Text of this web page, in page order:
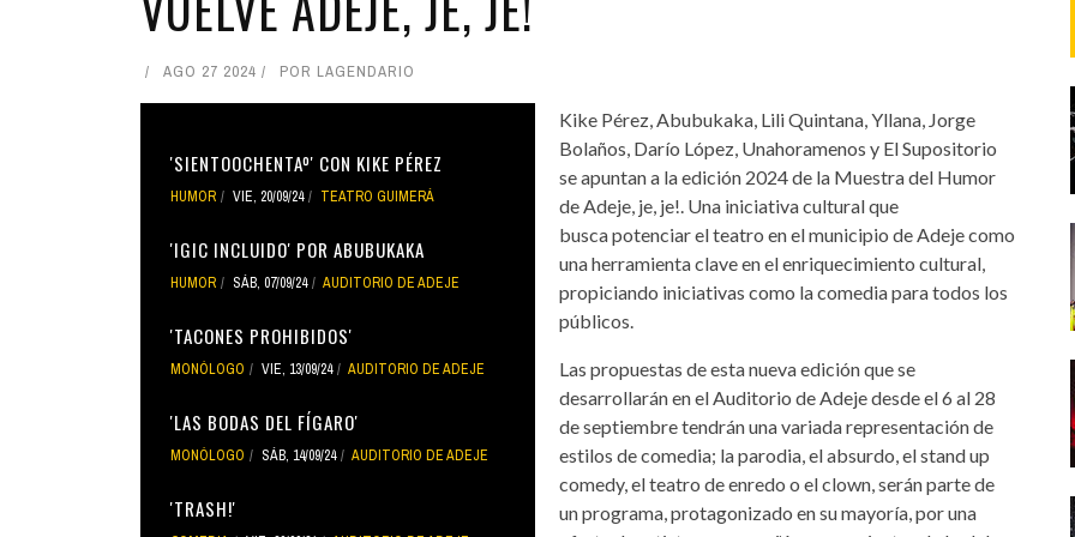
AGO 27 2024 POR LAGENDARIO
'SIENTOOCHENTAº' CON KIKE PÉREZ
HUMOR VIE, 20/09/24 TEATRO GUIMERÁ
'IGIC INCLUIDO' POR ABUBUKAKA
HUMOR SÁB, 07/09/24 AUDITORIO DE ADEJE
'TACONES PROHIBIDOS'
MONÓLOGO VIE, 13/09/24 AUDITORIO DE ADEJE
'LAS BODAS DEL FÍGARO'
MONÓLOGO SÁB, 14/09/24 AUDITORIO DE ADEJE
'TRASH!'
Kike Pérez, Abubukaka, Lili Quintana, Yllana, Jorge
Bolaños, Darío López, Unahoramenos y El Supositorio
se apuntan a la edición 2024 de la Muestra del Humor
de Adeje, je, je!. Una iniciativa cultural que
busca potenciar el teatro en el municipio de Adeje como
una herramienta clave en el enriquecimiento cultural,
propiciando iniciativas como la comedia para todos los
públicos.
Las propuestas de esta nueva edición que se
desarrollarán en el Auditorio de Adeje desde el 6 al 28
de septiembre tendrán una variada representación de
estilos de comedia; la parodia, el absurdo, el stand up
comedy, el teatro de enredo o el clown, serán parte de
un programa, protagonizado en su mayoría, por una